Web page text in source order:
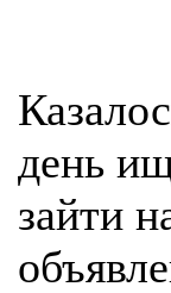
день
зайти